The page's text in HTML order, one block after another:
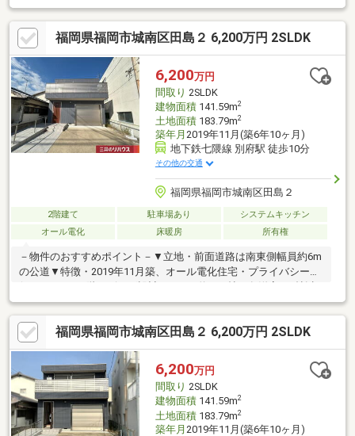
テン類は現状(設置済)のままお引渡し可能です。※造り付けの家具
以外の家具やインテリア小物関係はお引渡しに含みません。(お引
渡し不可)福岡県福岡市城南区田島２ 6,200万円 2SLDK
6,200万円
間取り 2SLDK
建物面積141.59m2
土地面積183.79m2
築年月 2019年11月(築6年10ヶ月)
地下鉄七隈線 別府駅 徒歩10分
その他の交通
福岡県福岡市城南区田島２
2階建て 駐車場あり
システムキッチン
オール電化
床暖房 所有権
－物件のおすすめポイント－▼立地・前面道路は南東側幅員約6m
の公道▼特徴・2019年11月築、オール電化住宅・プライバシーが
上の広さ有・リビングを見渡せる対面式キッチン・キッチンと洗
面室が近く家事動線良好・多目的に利用可能な約3.7帖納屋付・
広々とした南東向きキャンティベランダ・駐車2台可能(電動シャ
ッター付車庫／車種による)▼周辺環境・イオンスタイル笹丘 徒
歩10分(約800m)■ ご希望の住まい探しをお手伝いします
━━━━━・・・物件の詳細・ご相談はお気軽にお問い合わせく
ださい。
福岡県福岡市城南区田島２ 6,200万円 2SLDK
6,200万円
間取り 2SLDK
建物面積141.59m2
土地面積183.79m2
築年月 2019年11月(築6年10ヶ月)